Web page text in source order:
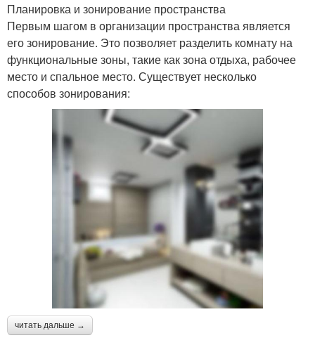
Планировка и зонирование пространства
Первым шагом в организации пространства является
его зонирование. Это позволяет разделить комнату на
функциональные зоны, такие как зона отдыха, рабочее
место и спальное место. Существует несколько
способов зонирования:
читать дальше →